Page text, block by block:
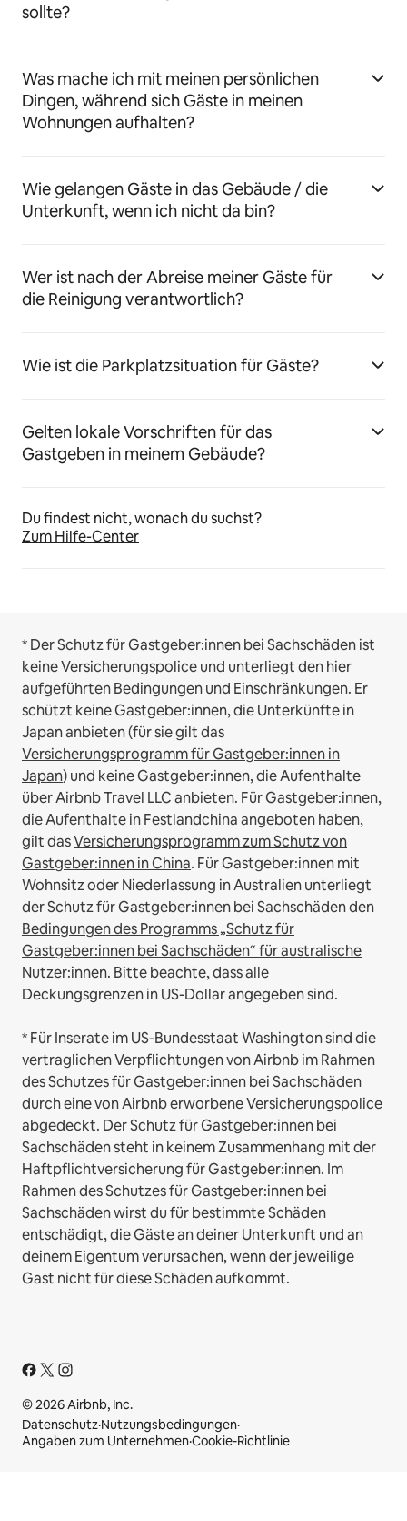
sollte?
Was mache ich mit meinen persönlichen
Dingen, während sich Gäste in meinen
Wohnungen aufhalten?
Wie gelangen Gäste in das Gebäude / die
Unterkunft, wenn ich nicht da bin?
Wer ist nach der Abreise meiner Gäste für
die Reinigung verantwortlich?
Wie ist die Parkplatzsituation für Gäste?
Gelten lokale Vorschriften für das
Gastgeben in meinem Gebäude?
Du findest nicht, wonach du suchst?
Zum Hilfe-Center
* Der Schutz für Gastgeber:innen bei Sachschäden ist
keine Versicherungspolice und unterliegt den hier
aufgeführtenBedingungen und Einschränkungen. Er
schützt keine Gastgeber:innen, die Unterkünfte in
Japan anbieten (für sie gilt das
Versicherungsprogramm für Gastgeber:innen in
Japan) und keine Gastgeber:innen, die Aufenthalte
über Airbnb Travel LLC anbieten. Für Gastgeber:innen,
die Aufenthalte in Festlandchina angeboten haben,
gilt dasVersicherungsprogramm zum Schutz von
Gastgeber:innen in China. Für Gastgeber:innen mit
Wohnsitz oder Niederlassung in Australien unterliegt
der Schutz für Gastgeber:innen bei Sachschäden den
Bedingungen des Programms „Schutz für
Gastgeber:innen bei Sachschäden“ für australische
Nutzer:innen. Bitte beachte, dass alle
Deckungsgrenzen in US-Dollar angegeben sind.
* Für Inserate im US-Bundesstaat Washington sind die
vertraglichen Verpflichtungen von Airbnb im Rahmen
des Schutzes für Gastgeber:innen bei Sachschäden
durch eine von Airbnb erworbene Versicherungspolice
abgedeckt. Der Schutz für Gastgeber:innen bei
Sachschäden steht in keinem Zusammenhang mit der
Haftpflichtversicherung für Gastgeber:innen. Im
Rahmen des Schutzes für Gastgeber:innen bei
Sachschäden wirst du für bestimmte Schäden
entschädigt, die Gäste an deiner Unterkunft und an
deinem Eigentum verursachen, wenn der jeweilige
Gast nicht für diese Schäden aufkommt.
© 2026 Airbnb, Inc.
Datenschutz·Nutzungsbedingungen·
Angaben zum Unternehmen·Cookie-Richtlinie